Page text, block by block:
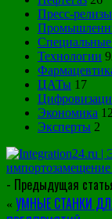
Пресс-релизы
Технологии
ЦАТы 17
Экономика 12
Эксперты 2
- Предыдущая
« УМНЫЕ СТАНКИ